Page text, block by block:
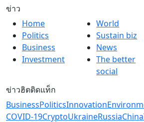
ข่าว
Home
Politics
Business
Investment
World
Sustain biz
News
The better
social
ข่าวฮิตติดแท็ก
BusinessPoliticsInnovation
COVID-19CryptoUkraineRussiaChina